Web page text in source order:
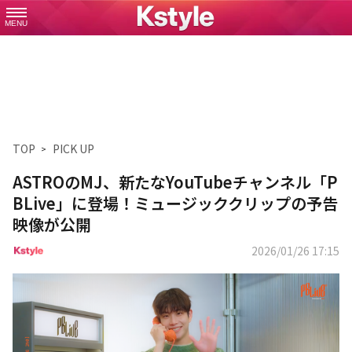
MENU
TOP PICK UP
ASTROのMJ、新たなYouTubeチャンネル「P
BLive」に登場！ミュージッククリップの予告
映像が公開
2026/01/26 17:15